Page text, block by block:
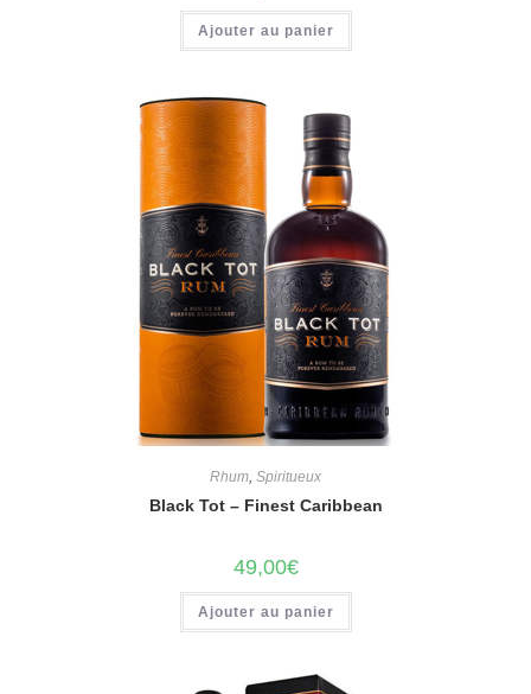
Ajouter au panier
Rhum Spiritueux
Black Tot – Finest Caribbean
49,00€
Ajouter au panier